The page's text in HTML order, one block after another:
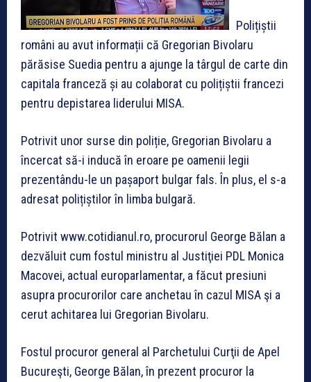
Polițiștii
români au avut informații că Gregorian Bivolaru
părăsise Suedia pentru a ajunge la târgul de carte din
capitala franceză și au colaborat cu polițiștii francezi
pentru depistarea liderului MISA.
Potrivit unor surse din poliție, Gregorian Bivolaru a
încercat să-i inducă în eroare pe oamenii legii
prezentându-le un pașaport bulgar fals. În plus, el s-a
adresat polițiștilor în limba bulgară.
Potrivit www.cotidianul.ro, procurorul George Bălan a
dezvăluit cum fostul ministru al Justiţiei PDL Monica
Macovei, actual europarlamentar, a făcut presiuni
asupra procurorilor care anchetau în cazul MISA şi a
cerut achitarea lui Gregorian Bivolaru.
Fostul procuror general al Parchetului Curţii de Apel
Bucureşti, George Bălan, în prezent procuror la